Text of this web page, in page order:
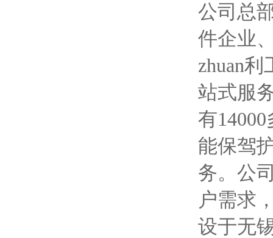
公司总
件企业
zhuan
站式服
有
能保驾
务。公
户需求
设于无